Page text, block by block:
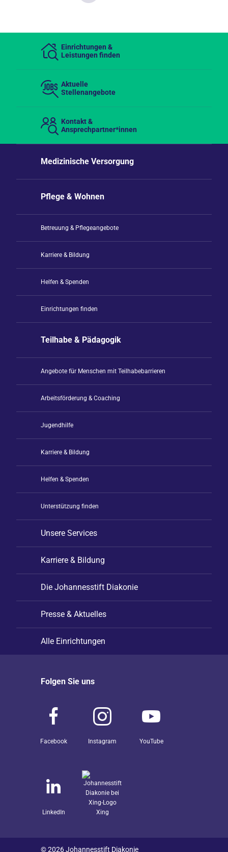
Einrichtungen &
Leistungen finden
Aktuelle
Stellenangebote
Kontakt &
Ansprechpartner*innen
Medizinische Versorgung
Pflege & Wohnen
Betreuung & Pflegeangebote
Karriere & Bildung
Helfen & Spenden
Einrichtungen finden
Teilhabe & Pädagogik
Angebote für Menschen mit Teilhabebarrieren
Arbeitsförderung & Coaching
Jugendhilfe
Karriere & Bildung
Helfen & Spenden
Unterstützung finden
Unsere Services
Karriere & Bildung
Die Johannesstift Diakonie
Presse & Aktuelles
Alle Einrichtungen
Folgen Sie uns
Facebook Instagram YouTube
LinkedIn Xing
© 2026 Johannesstift Diakonie